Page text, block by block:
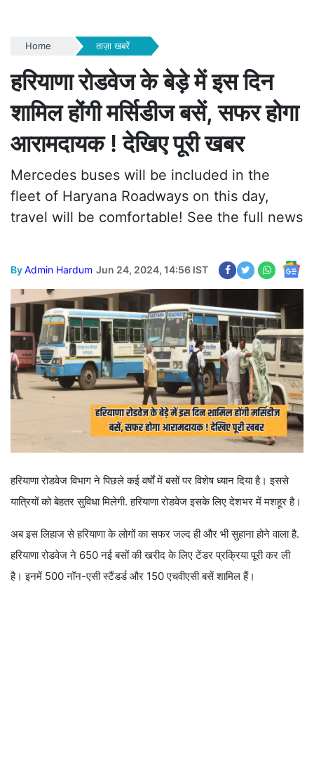
Home ताज़ा खबरें
हरियाणा रोडवेज के बेड़े में इस दिन
शामिल होंगी मर्सिडीज बसें, सफर होगा
आरामदायक ! देखिए पूरी खबर
Mercedes buses will be included in the
fleet of Haryana Roadways on this day,
travel will be comfortable! See the full news
ByAdmin Hardum Jun 24, 2024, 14:56 IST
हरियाणा रोडवेज विभाग ने पिछले कई वर्षों में बसों पर विशेष ध्यान दिया है। इससे
यात्रियों को बेहतर सुविधा मिलेगी. हरियाणा रोडवेज इसके लिए देशभर में मशहूर है।
अब इस लिहाज से हरियाणा के लोगों का सफर जल्द ही और भी सुहाना होने वाला है.
हरियाणा रोडवेज ने 650 नई बसों की खरीद के लिए टेंडर प्रक्रिया पूरी कर ली
है। इनमें 500 नॉन-एसी स्टैंडर्ड और 150 एचवीएसी बसें शामिल हैं।